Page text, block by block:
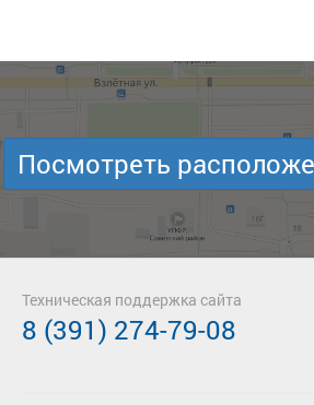
Посмотреть
Техническая поддержка сайта
8 (391) 274-79-08